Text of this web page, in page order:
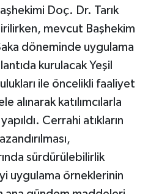
Doç. Dr. Tarık
mevcut Başhekim
döneminde uygulama
kurulacak Yeşil
ile öncelikli faaliyet
alınarak katılımcılarla
Cerrahi atıkların
sürdürülebilirlik
uygulama örneklerinin